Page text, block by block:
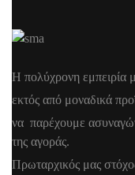
Η πολύχρονη εμπειρία
εκτός από μοναδικά
να παρέχουμε
της αγοράς.
Πρωταρχικός μας